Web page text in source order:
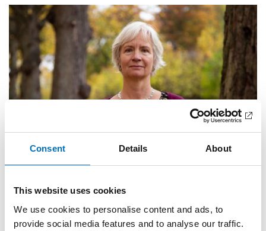
Consent Details About
This website uses cookies
We use cookies to personalise content and ads, to
provide social media features and to analyse our traffic.
21 Nov 2018